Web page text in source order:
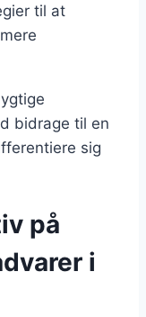
til at
bidrage til en
sig
på
i